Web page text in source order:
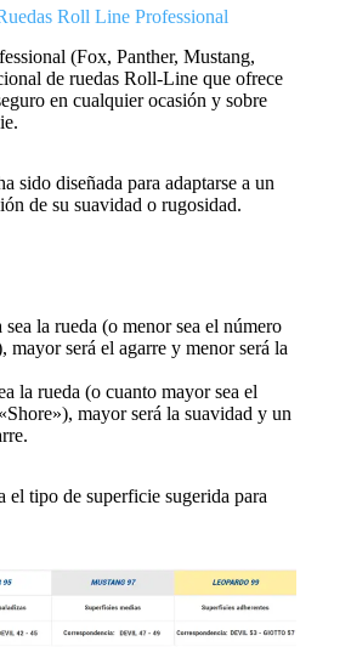
Roll Line Professional
(Fox, Panther, Mustang,
de ruedas Roll-Line que ofrece
en cualquier ocasión y sobre
sido diseñada para adaptarse a un
de su suavidad o rugosidad.
la rueda (o menor sea el número
mayor será el agarre y menor será la
la rueda (o cuanto mayor sea el
mayor será la suavidad y un
el tipo de superficie sugerida para